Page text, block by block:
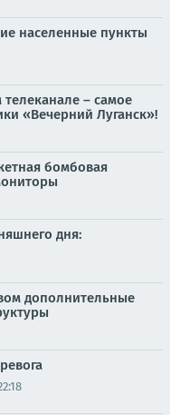
населенные пункты
– самое
«Вечерний Луганск»!
бомбовая
дня:
дополнительные